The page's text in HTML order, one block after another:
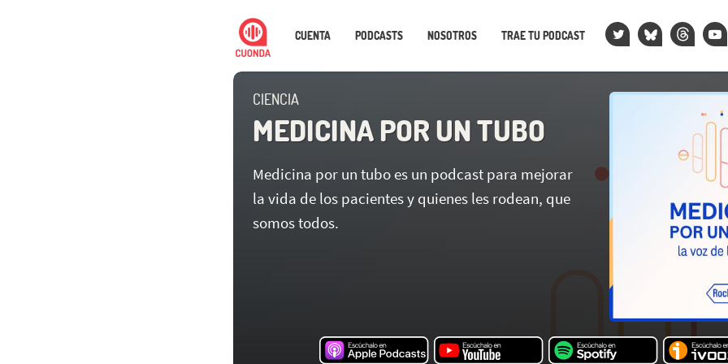
CUENTA PODCASTS NOSOTROS TRAE TU PODCAST
CIENCIA
MEDICINA POR UN TUBO
Medicina por un tubo es un podcast para mejorar
la vida de los pacientes y quienes les rodean, que
somos todos.